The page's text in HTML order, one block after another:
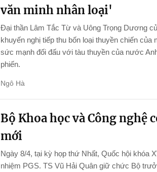
văn minh nhân loại'
Đại thần Lâm Tắc Từ và Uông Trọng Dương
khuyến nghị tiếp thu bốn loại thuyền chiến của
sức mạnh đối đấu với tàu thuyền của nước
phiến.
Ngô Hà
Bộ Khoa học và Công nghệ
mới
Ngày 8/4, tại kỳ họp thứ Nhất, Quốc hội khóa
nhiệm PGS. TS Vũ Hải Quân giữ chức Bộ